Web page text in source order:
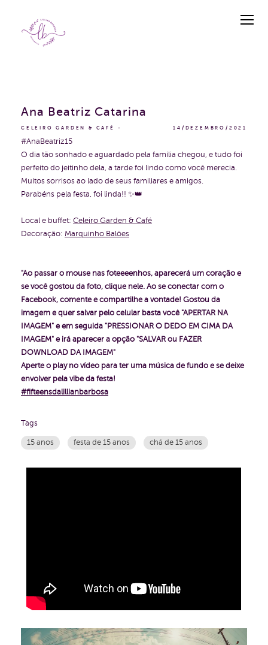
CELEIRO GARDEN & CAFÉ 14/DEZEMBRO/2021
Ana Beatriz Catarina
#AnaBeatriz15
O dia tão sonhado e aguardado pela família chegou, e tudo foi
perfeito do jeitinho dela, a tarde foi lindo como você merecia.
Muitos sorrisos ao lado de seus familiares e amigos.
Parabéns pela festa, foi linda!! ✨👑
Local e buffet: Celeiro Garden & Café
Decoração: Marquinho Balões
"Ao passar o mouse nas foteeeenhos, aparecerá um coração e
se você gostou da foto, clique nele. Ao se conectar com o
Facebook, comente e compartilhe a vontade! Gostou da
imagem e quer salvar pelo celular basta você "APERTAR NA
IMAGEM" e em seguida "PRESSIONAR O DEDO EM CIMA DA
IMAGEM" e irá aparecer a opção "SALVAR ou FAZER
DOWNLOAD DA IMAGEM"
Aperte o play no vídeo para ter uma música de fundo e se deixe
envolver pela vibe da festa!
#fifteensdalillianbarbosa
Tags
15 anos festa de 15 anos chá de 15 anos